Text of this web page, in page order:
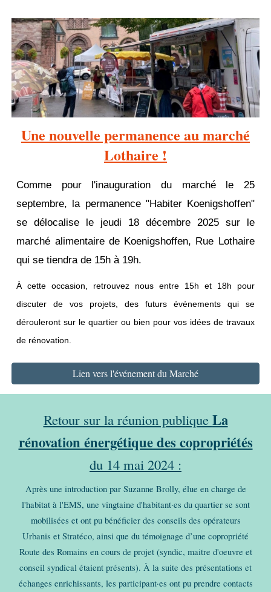
Une nouvelle permanence au marché
Lothaire !
Comme pour l'inauguration du marché le 25
septembre, la permanence "Habiter Koenigshoffen"
se délocalise le jeudi 18 décembre 2025 sur le
marché alimentaire de Koenigshoffen, Rue Lothaire
qui se tiendra de 15h à 19h.
À cette occasion, retrouvez nous entre 15h et 18h pour
discuter de vos projets, des futurs événements qui se
dérouleront sur le quartier ou bien pour vos idées de travaux
de rénovation.
Lien vers l'événement du Marché
Retour sur la réunion publique La
rénovation énergétique des copropriétés
du 14 mai 2024 :
Après une introduction par Suzanne Brolly, élue en charge de
l'habitat à l'EMS, une vingtaine d'habitant·es du quartier se sont
mobilisées et ont pu bénéficier des conseils des opérateurs
Urbanis et Stratéco, ainsi que du témoignage d’une copropriété
Route des Romains en cours de projet (syndic, maitre d'oeuvre et
conseil syndical étaient présents). À la suite des présentations et
échanges enrichissants, les participant·es ont pu prendre contacts